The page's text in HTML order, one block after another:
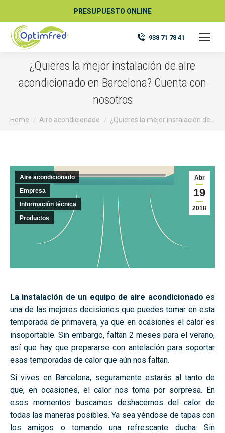
PRESUPUESTO ONLINE
938 71 78 41
¿Quieres la mejor instalación de aire
acondicionado en Barcelona? Cuenta con
nosotros
You are here:
Home Aire acondicionado ¿Quieres la mejor instalación de…
Abr
19
2018
Aire acondicionado
Empresa
Información técnica
Productos
La instalación de un equipo de aire acondicionado es
una de las mejores decisiones que puedes tomar en esta
temporada de primavera, ya que en ocasiones el calor es
insoportable. Sin embargo, faltan 2 meses para el verano,
así que hay que prepararse con antelación para soportar
esas temporadas de calor que aún nos faltan.
Si vives en Barcelona, seguramente estarás al tanto de
que, en ocasiones, el calor nos toma por sorpresa. En
esos momentos buscamos deshacernos del calor de
todas las maneras posibles. Ya sea yéndose de tapas con
los amigos o tomando una refrescante ducha. Sin